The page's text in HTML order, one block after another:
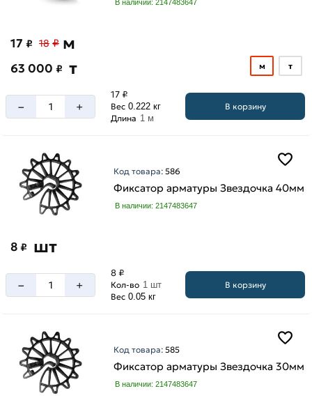
В наличии: 2147483647
17 ₽ 18 ₽ м
63 000 ₽ т м т
– +
17 ₽
Вес 0.222 кг
Длина 1 м
В корзину
Код товара:586
Фиксатор арматуры Звездочка 40мм
В наличии: 2147483647
8 ₽ шт
– +
8 ₽
Кол-во 1 шт
Вес 0.05 кг
В корзину
Код товара:585
Фиксатор арматуры Звездочка 30мм
В наличии: 2147483647